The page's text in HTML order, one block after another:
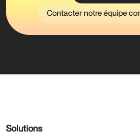
Contacter notre équipe
Solutions